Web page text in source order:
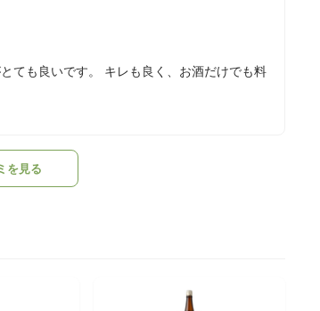
ても良いです。 キレも良く、お酒だけでも料
を見る